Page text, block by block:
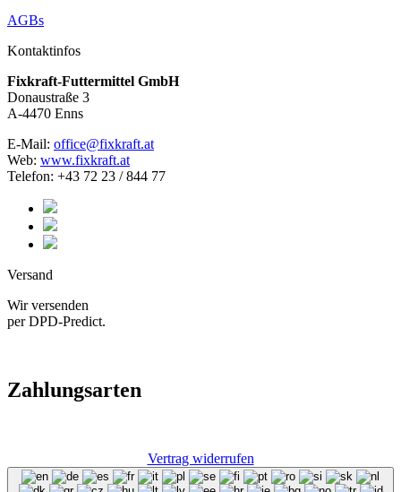
AGBs
Kontaktinfos
Fixkraft-Futtermittel GmbH
Donaustraße 3
A-4470 Enns
E-Mail: office@fixkraft.at
Web: www.fixkraft.at
Telefon: +43 72 23 / 844 77
Versand
Wir versenden
per DPD-Predict.
Zahlungsarten
Vertrag widerrufen